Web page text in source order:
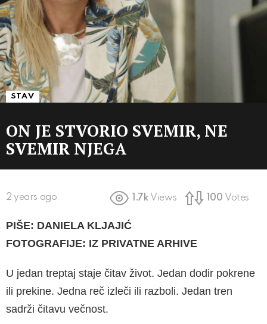
STAV
ON JE STVORIO SVEMIR, NE
SVEMIR NJEGA
2 years ago 1.7k Views 100 Votes
PIŠE: DANIELA KLJAJIĆ
FOTOGRAFIJE: IZ PRIVATNE ARHIVE
U jedan treptaj staje čitav život. Jedan dodir pokrene
ili prekine. Jedna reč izleči ili razboli. Jedan tren
sadrži čitavu večnost.